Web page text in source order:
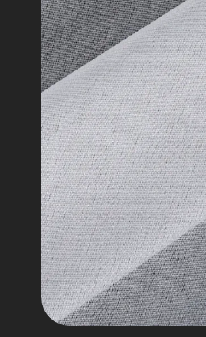
Interlining
bukan
tenunan
Siri
Interlining
Bukan
Tenunan
Nilon
9